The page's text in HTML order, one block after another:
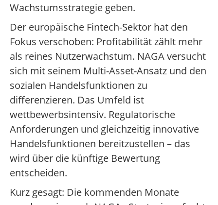
Wachstumsstrategie geben.
Der europäische Fintech-Sektor hat den
Fokus verschoben: Profitabilität zählt mehr
als reines Nutzerwachstum. NAGA versucht
sich mit seinem Multi-Asset-Ansatz und den
sozialen Handelsfunktionen zu
differenzieren. Das Umfeld ist
wettbewerbsintensiv. Regulatorische
Anforderungen und gleichzeitig innovative
Handelsfunktionen bereitzustellen – das
wird über die künftige Bewertung
entscheiden.
Kurz gesagt: Die kommenden Monate